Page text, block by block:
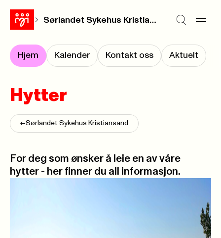
Sørlandet Sykehus Kristiansand
Hjem Kalender Kontakt oss Aktuelt
Hytter
<-Sørlandet Sykehus Kristiansand
For deg som ønsker å leie en av våre
hytter - her finner du all informasjon.